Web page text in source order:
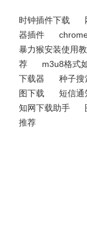
时钟插件下载
器插件
暴力猴安装使用
荐
m3u8格式
下载器
种子搜
图下载
短信通
知网下载助手
推荐